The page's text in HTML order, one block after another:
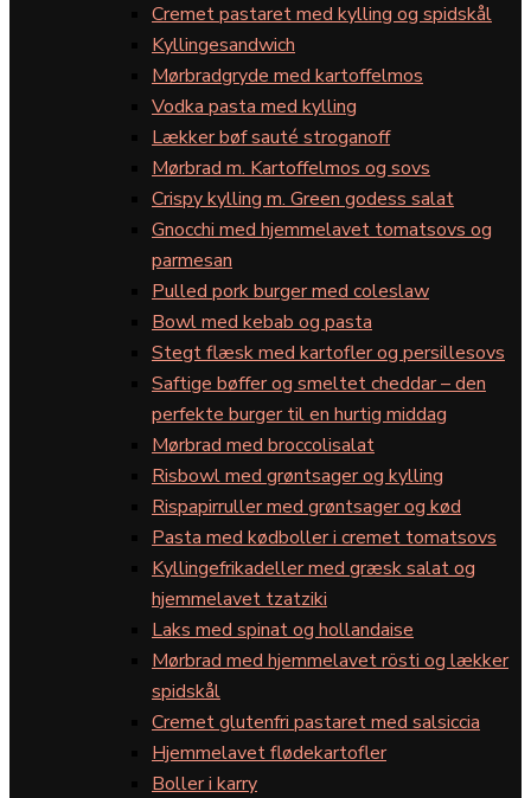
Cremet pastaret med kylling og spidskål
Kyllingesandwich
Mørbradgryde med kartoffelmos
Vodka pasta med kylling
Lækker bøf sauté stroganoff
Mørbrad m. Kartoffelmos og sovs
Crispy kylling m. Green godess salat
Gnocchi med hjemmelavet tomatsovs og
parmesan
Pulled pork burger med coleslaw
Bowl med kebab og pasta
Stegt flæsk med kartofler og persillesovs
Saftige bøffer og smeltet cheddar – den
perfekte burger til en hurtig middag
Mørbrad med broccolisalat
Risbowl med grøntsager og kylling
Rispapirruller med grøntsager og kød
Pasta med kødboller i cremet tomatsovs
Kyllingefrikadeller med græsk salat og
hjemmelavet tzatziki
Laks med spinat og hollandaise
Mørbrad med hjemmelavet rösti og lækker
spidskål
Cremet glutenfri pastaret med salsiccia
Hjemmelavet flødekartofler
Boller i karry